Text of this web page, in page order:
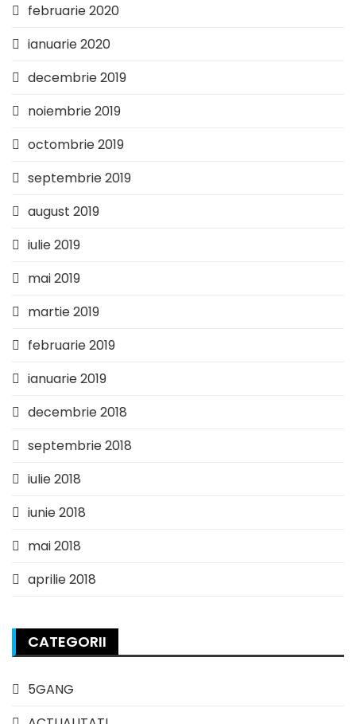
februarie 2020
ianuarie 2020
decembrie 2019
noiembrie 2019
octombrie 2019
septembrie 2019
august 2019
iulie 2019
mai 2019
martie 2019
februarie 2019
ianuarie 2019
decembrie 2018
septembrie 2018
iulie 2018
iunie 2018
mai 2018
aprilie 2018
CATEGORII
5GANG